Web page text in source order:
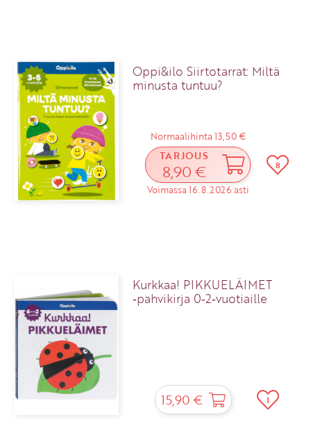
Oppi&ilo Siirtotarrat: Miltä
minusta tuntuu?
Normaalihinta 13,50 €
TARJOUS
8,90 €
Voimassa 16.8.2026 asti
8
Kurkkaa! PIKKUELÄIMET
‑pahvikirja 0‑2‑vuotiaille
15,90 € 1